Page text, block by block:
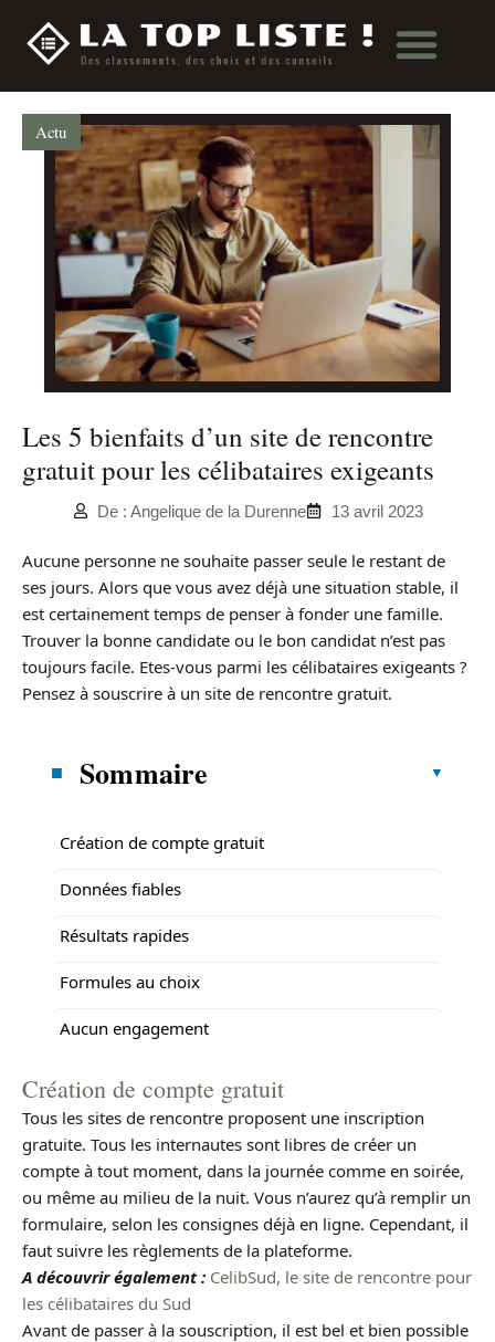
Actu
Les 5 bienfaits d’un site de rencontre
gratuit pour les célibataires exigeants
De : Angelique de la Durenne 13 avril 2023
Aucune personne ne souhaite passer seule le restant de
ses jours. Alors que vous avez déjà une situation stable, il
est certainement temps de penser à fonder une famille.
Trouver la bonne candidate ou le bon candidat n’est pas
toujours facile. Etes-vous parmi les célibataires exigeants ?
Pensez à souscrire à un site de rencontre gratuit.
Sommaire
Création de compte gratuit
Données fiables
Résultats rapides
Formules au choix
Aucun engagement
Création de compte gratuit
Tous les sites de rencontre proposent une inscription
gratuite. Tous les internautes sont libres de créer un
compte à tout moment, dans la journée comme en soirée,
ou même au milieu de la nuit. Vous n’aurez qu’à remplir un
formulaire, selon les consignes déjà en ligne. Cependant, il
faut suivre les règlements de la plateforme.
A découvrir également : CelibSud, le site de rencontre pour
les célibataires du Sud
Avant de passer à la souscription, il est bel et bien possible